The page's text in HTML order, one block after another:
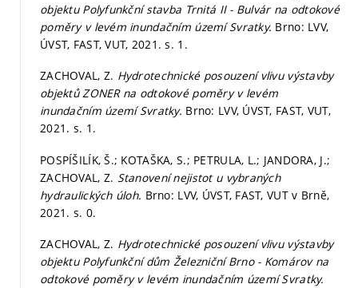
objektu Polyfunkční stavba Trnitá II - Bulvár na odtokové
poměry v levém inundačním území Svratky. Brno: LVV,
ÚVST, FAST, VUT, 2021.s. 1.
ZACHOVAL, Z. Hydrotechnické posouzení vlivu výstavby
objektů ZONER na odtokové poměry v levém
inundačním území Svratky. Brno: LVV, ÚVST, FAST, VUT,
2021. s. 1.
POSPÍŠILÍK, Š.; KOTAŠKA, S.; PETRULA, L.; JANDORA, J.;
ZACHOVAL, Z. Stanovení nejistot u vybraných
hydraulických úloh. Brno: LVV, ÚVST, FAST, VUT v Brně,
2021. s. 0.
ZACHOVAL, Z. Hydrotechnické posouzení vlivu výstavby
objektu Polyfunkční dům Železniční Brno - Komárov na
odtokové poměry v levém inundačním území Svratky.